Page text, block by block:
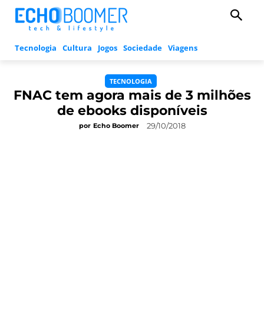
Tecnologia Cultura Jogos Sociedade Viagens
TECNOLOGIA
FNAC tem agora mais de 3 milhões
de ebooks disponíveis
por Echo Boomer 29/10/2018